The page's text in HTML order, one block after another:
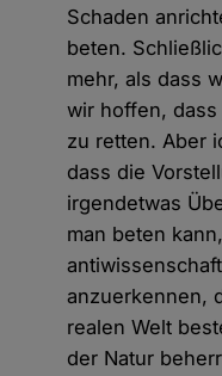
Schaden
beten.
mehr, als dass
wir hoffen, dass
zu retten. Aber
dass die
irgendetwas
man beten
anzuerkennen,
realen Welt
der Natur